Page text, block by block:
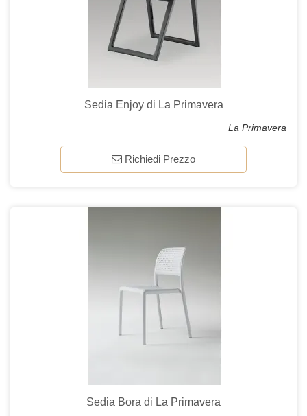
Sedia Enjoy di La Primavera
La Primavera
Richiedi Prezzo
Sedia Bora di La Primavera